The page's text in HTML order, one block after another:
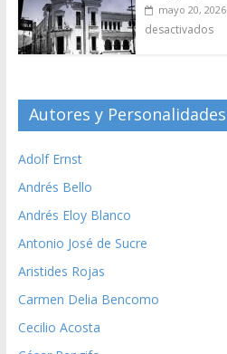
mayo 20, 2026
desactivados
Autores y Personalidades
Adolf Ernst
Andrés Bello
Andrés Eloy Blanco
Antonio José de Sucre
Aristides Rojas
Carmen Delia Bencomo
Cecilio Acosta